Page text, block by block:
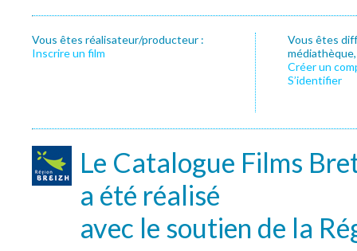
Vous êtes réalisateur/producteur :
Inscrire un film
Vous êtes
Créer un
S’identifier
Le Catalogue Films
a été réalisé
avec le soutien de la